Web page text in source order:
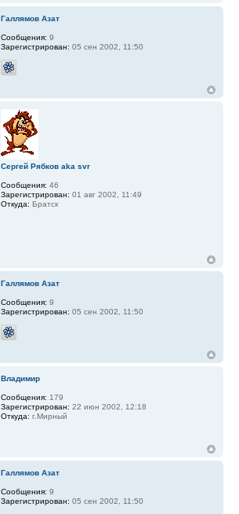
Галлямов Азат
Сообщения: 9
Зарегистрирован: 05 сен 2002, 11:50
Сергей Рябков aka svr
Сообщения: 46
Зарегистрирован: 01 авг 2002, 11:49
Откуда: Братск
Галлямов Азат
Сообщения: 9
Зарегистрирован: 05 сен 2002, 11:50
Владимир
Сообщения: 179
Зарегистрирован: 22 июн 2002, 12:18
Откуда: г.Мирный
Галлямов Азат
Сообщения: 9
Зарегистрирован: 05 сен 2002, 11:50